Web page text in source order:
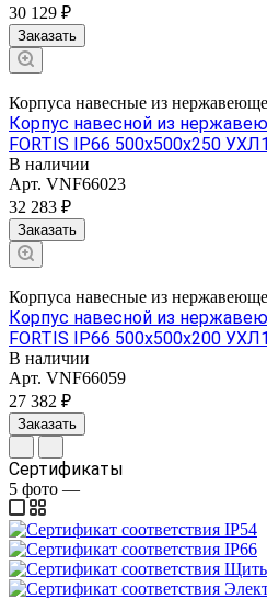
30 129 ₽
Заказать
Корпуса навесные из
Корпус навесной из
FORTIS IP66 500х500х250 УХЛ1
В наличии
Арт. VNF66023
32 283 ₽
Заказать
Корпуса навесные из
Корпус навесной из
FORTIS IP66 500х500х200 УХЛ1
В наличии
Арт. VNF66059
27 382 ₽
Заказать
Сертификаты
5 фото —